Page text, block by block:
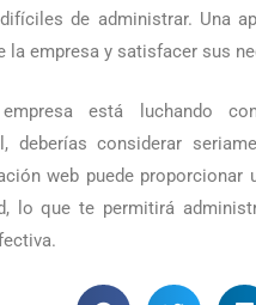
de administrar. Una
la empresa y satisfacer sus
está luchando
deberías considerar
web puede proporcionar
lo que te permitirá